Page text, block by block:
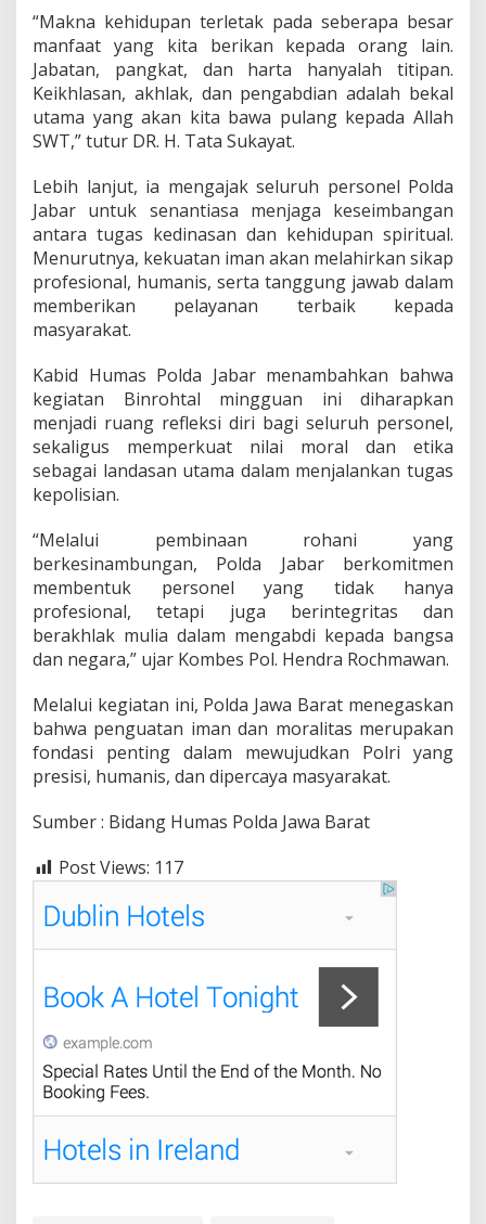
“Makna kehidupan terletak pada seberapa besar
manfaat yang kita berikan kepada orang lain.
Jabatan, pangkat, dan harta hanyalah titipan.
Keikhlasan, akhlak, dan pengabdian adalah bekal
utama yang akan kita bawa pulang kepada Allah
SWT,” tutur DR. H. Tata Sukayat.
Lebih lanjut, ia mengajak seluruh personel Polda
Jabar untuk senantiasa menjaga keseimbangan
antara tugas kedinasan dan kehidupan spiritual.
Menurutnya, kekuatan iman akan melahirkan sikap
profesional, humanis, serta tanggung jawab dalam
memberikan pelayanan terbaik kepada
masyarakat.
Kabid Humas Polda Jabar menambahkan bahwa
kegiatan Binrohtal mingguan ini diharapkan
menjadi ruang refleksi diri bagi seluruh personel,
sekaligus memperkuat nilai moral dan etika
sebagai landasan utama dalam menjalankan tugas
kepolisian.
“Melalui pembinaan rohani yang
berkesinambungan, Polda Jabar berkomitmen
membentuk personel yang tidak hanya
profesional, tetapi juga berintegritas dan
berakhlak mulia dalam mengabdi kepada bangsa
dan negara,” ujar Kombes Pol. Hendra Rochmawan.
Melalui kegiatan ini, Polda Jawa Barat menegaskan
bahwa penguatan iman dan moralitas merupakan
fondasi penting dalam mewujudkan Polri yang
presisi, humanis, dan dipercaya masyarakat.
Sumber : Bidang Humas Polda Jawa Barat
Post Views: 117